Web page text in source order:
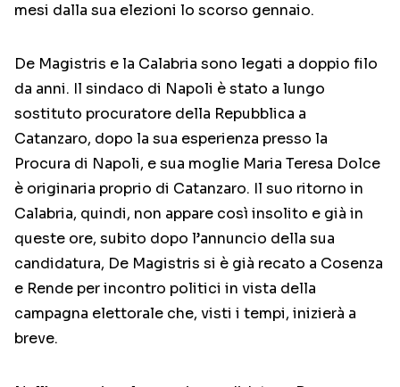
mesi dalla sua elezioni lo scorso gennaio.
De Magistris e la Calabria sono legati a doppio filo
da anni. Il sindaco di Napoli è stato a lungo
sostituto procuratore della Repubblica a
Catanzaro, dopo la sua esperienza presso la
Procura di Napoli, e sua moglie Maria Teresa Dolce
è originaria proprio di Catanzaro. Il suo ritorno in
Calabria, quindi, non appare così insolito e già in
queste ore, subito dopo l’annuncio della sua
candidatura, De Magistris si è già recato a Cosenza
e Rende per incontro politici in vista della
campagna elettorale che, visti i tempi, inizierà a
breve.